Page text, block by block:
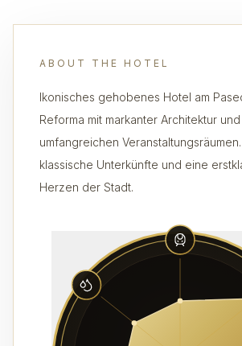
ABOUT THE HOTEL
Ikonisches gehobenes Hotel am
Reforma mit markanter Architektur und
umfangreichen
klassische Unterkünfte und eine
Herzen der Stadt.